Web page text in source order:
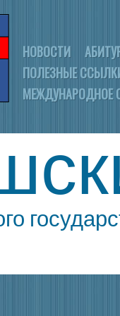
НОВОСТИ
ПОЛЕЗНЫЕ
МЕЖДУНАРОДНОЕ